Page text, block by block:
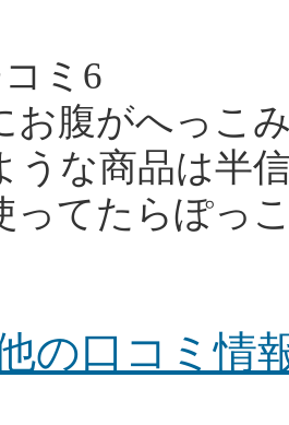
ミ6
お腹がへっこ
うな商品は半
ってたらぽっ
の口コミ情